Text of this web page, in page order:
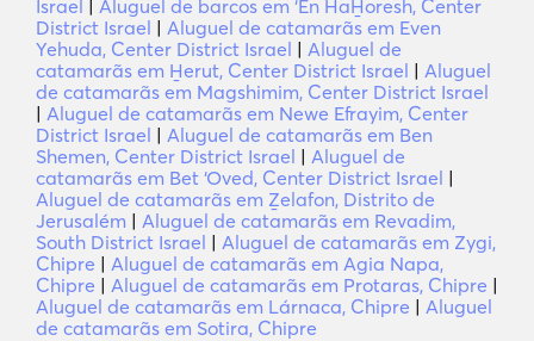
Israel | Aluguel de barcos em ‘En HaH̱oresh, Center
District Israel | Aluguel de catamarãs em Even
Yehuda, Center District Israel | Aluguel de
catamarãs em H̱erut, Center District Israel | Aluguel
de catamarãs em Magshimim, Center District Israel
| Aluguel de catamarãs em Newe Efrayim, Center
District Israel | Aluguel de catamarãs em Ben
Shemen, Center District Israel | Aluguel de
catamarãs em Bet ‘Oved, Center District Israel |
Aluguel de catamarãs em Ẕelafon, Distrito de
Jerusalém | Aluguel de catamarãs em Revadim,
South District Israel | Aluguel de catamarãs em Zygi,
Chipre | Aluguel de catamarãs em Agia Napa,
Chipre | Aluguel de catamarãs em Protaras, Chipre |
Aluguel de catamarãs em Lárnaca, Chipre | Aluguel
de catamarãs em Sotira, Chipre